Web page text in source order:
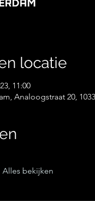
locatie
11:00
Analoogstraat 20,
Alles bekijken